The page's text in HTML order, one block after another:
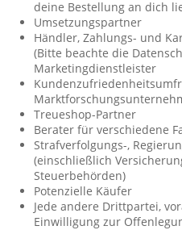
deine Bestellung an dich
Umsetzungspartner
Händler, Zahlungs- und
(Bitte beachte die
Marketingdienstleister
Treueshop-Partner
Berater für verschiedene
Strafverfolgungs-,
(einschließlich
Steuerbehörden)
Potenzielle Käufer
Jede andere Drittpartei,
Einwilligung zur